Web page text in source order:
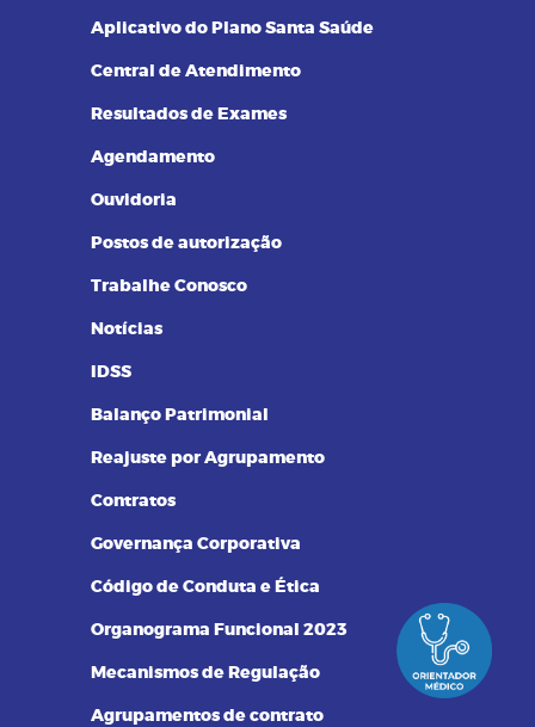
Aplicativo do Plano Santa Saúde
Central de Atendimento
Resultados de Exames
Agendamento
Ouvidoria
Postos de autorização
Trabalhe Conosco
Notícias
IDSS
Balanço Patrimonial
Reajuste por Agrupamento
Contratos
Governança Corporativa
Código de Conduta e Ética
Organograma Funcional 2023
Mecanismos de Regulação
Agrupamentos de contrato